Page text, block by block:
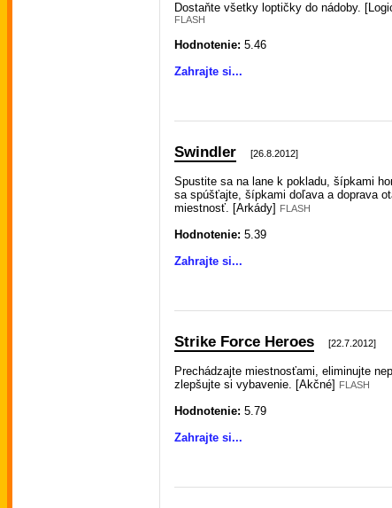
Dostaňte všetky loptičky do nádoby.
FLASH
Hodnotenie: 5.46
Zahrajte si...
Swindler [26.8.2012]
Spustite sa na lane k pokladu, šípkami
sa spúšťajte, šípkami doľava a doprava
miestnosť. [Arkády] FLASH
Hodnotenie: 5.39
Zahrajte si...
Strike Force Heroes [22.7.2012]
Prechádzajte miestnosťami, eliminujte
zlepšujte si vybavenie. [Akčné] FLASH
Hodnotenie: 5.79
Zahrajte si...